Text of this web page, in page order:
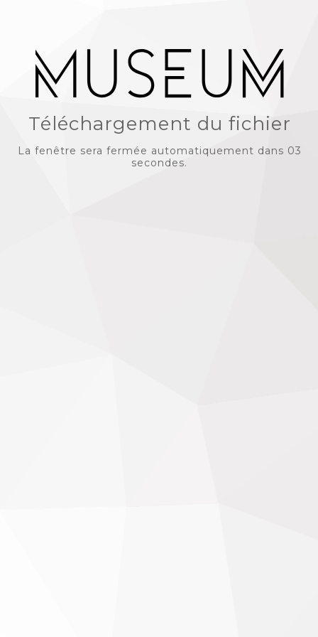
Téléchargement du fichier
La fenêtre sera fermée automatiquement dans 03
secondes.